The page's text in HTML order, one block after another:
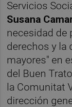
Servicios
Susana
necesidad de
derechos y la
mayores" en
del Buen
la Comunitat
dirección